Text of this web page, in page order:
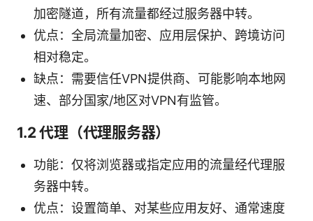
加密隧道，所有流量都经过服务器中转。
优点：全局流量加密、应用层保护、跨境访问
相对稳定。
缺点：需要信任VPN提供商、可能影响本地网
速、部分国家/地区对VPN有监管。
1.2 代理（代理服务器）
功能：仅将浏览器或指定应用的流量经代理服
务器中转。
优点：设置简单、对某些应用友好、通常速度